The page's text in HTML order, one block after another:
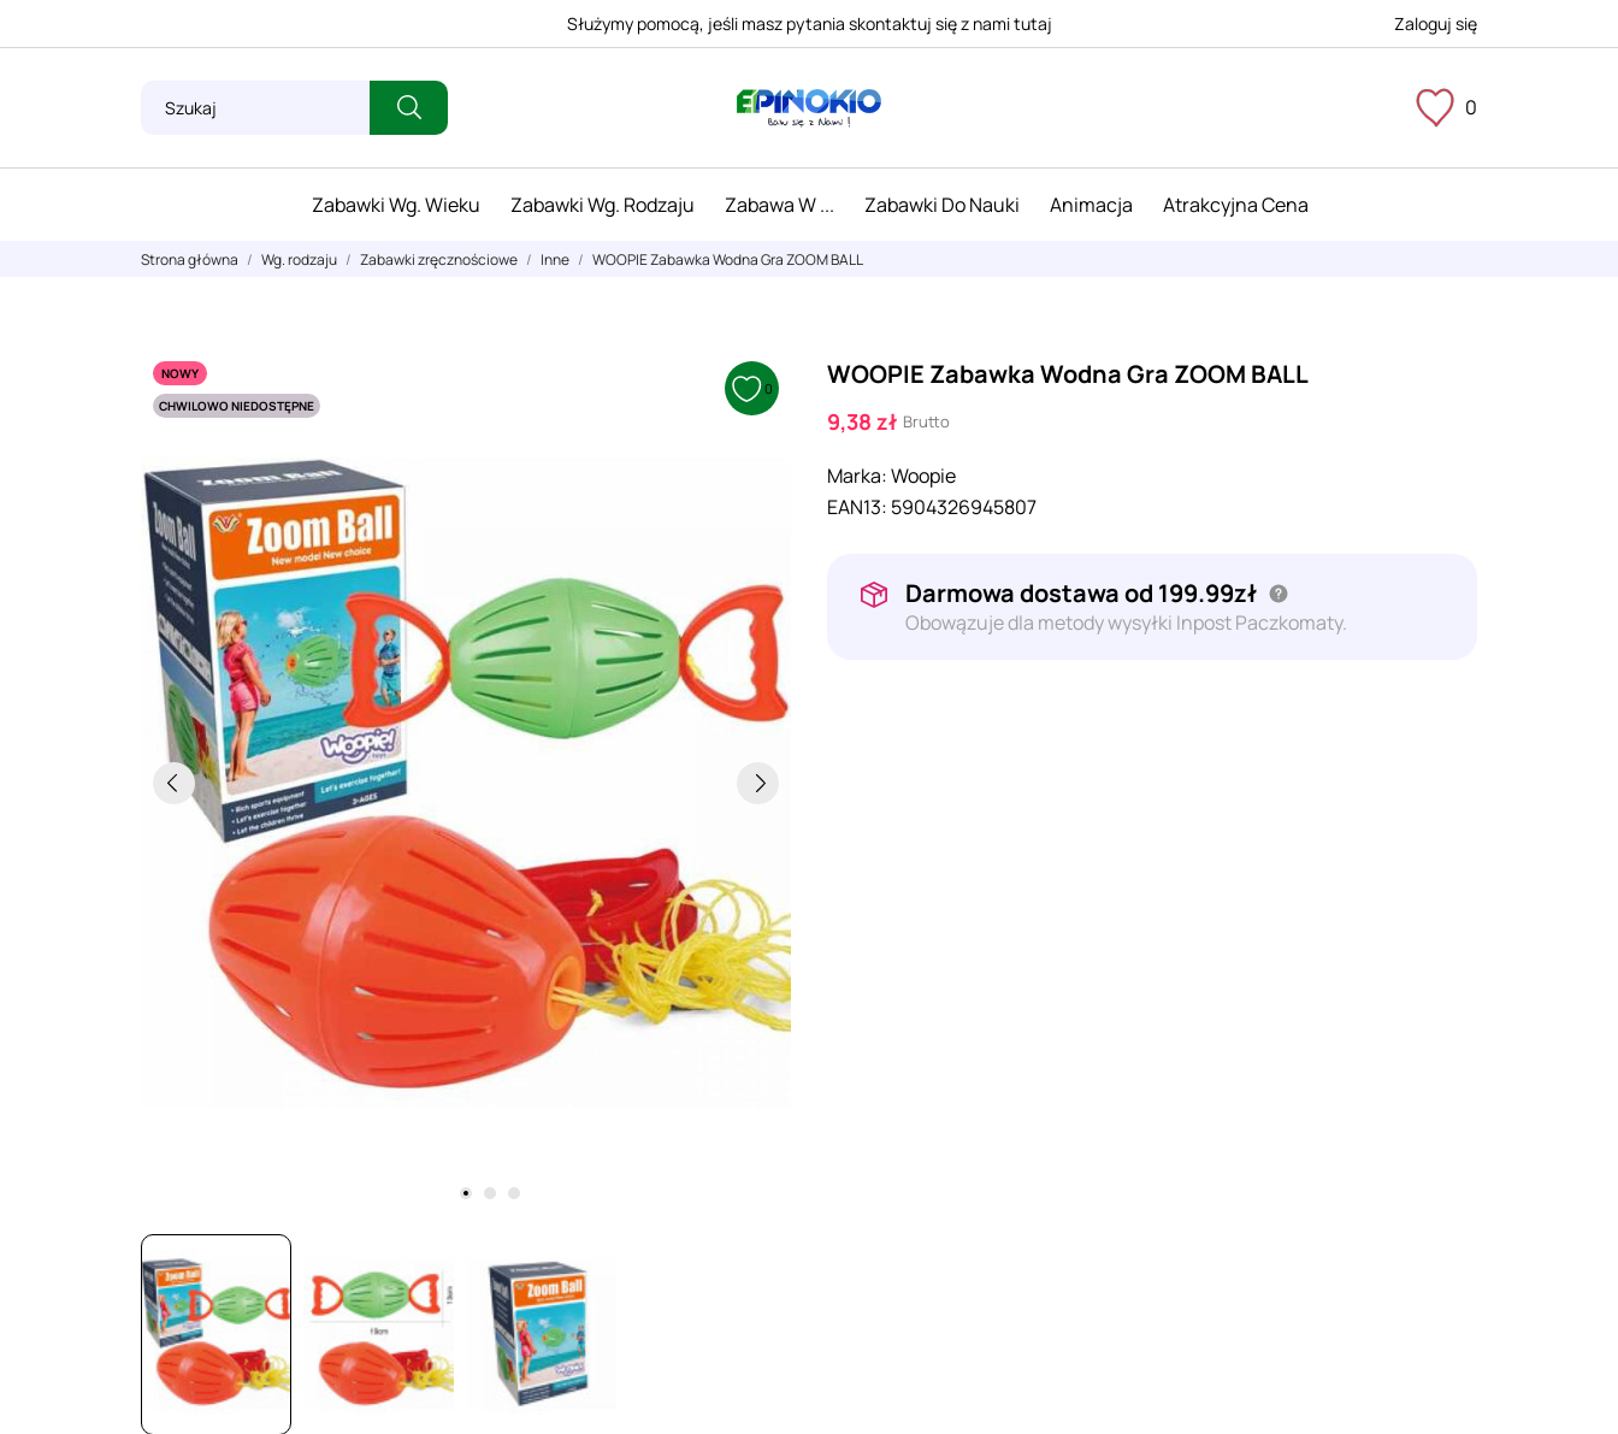
Służymy pomocą, jeśli masz pytania skontaktuj się z nami tutaj Zaloguj się
0
Zabawki Wg. Wieku Zabawki Wg. Rodzaju Zabawa W ... Zabawki Do Nauki Animacja Atrakcyjna Cena
Strona główna Wg. rodzaju Zabawki zręcznościowe Inne WOOPIE Zabawka Wodna Gra ZOOM BALL
NOWY
CHWILOWO NIEDOSTĘPNE
0 WOOPIE Zabawka Wodna Gra ZOOM BALL
9,38 zł Brutto
Marka:Woopie
EAN13: 5904326945807
Darmowa dostawa od 199.99zł
Obowązuje dla metody wysyłki Inpost Paczkomaty.